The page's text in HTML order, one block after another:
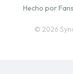
Hecho por
© 2026